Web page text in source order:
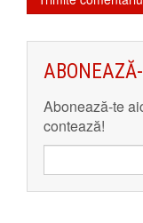
Abonează-te
contează!